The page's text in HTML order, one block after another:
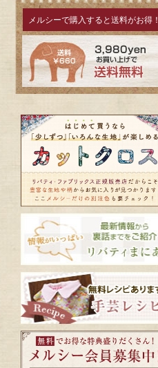
メルシーで購入すると送料がお得！